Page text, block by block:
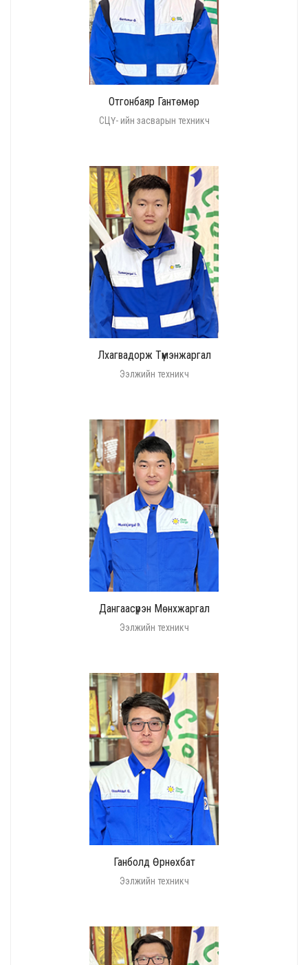
Отгонбаяр Гантөмөр
СЦҮ- ийн засварын техникч
Лхагвадорж Түмэнжаргал
Ээлжийн техникч
Дангаасүрэн Мөнхжаргал
Ээлжийн техникч
Ганболд Өрнөхбат
Ээлжийн техникч